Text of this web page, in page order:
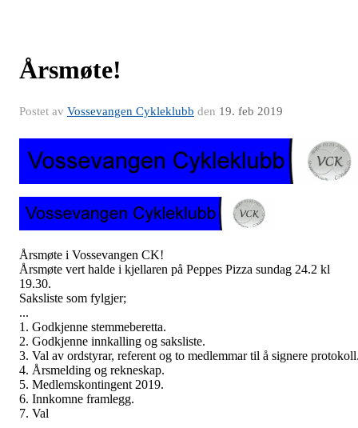
Årsmøte!
Postet av Vossevangen Cykleklubb den 19. feb 2019
Årsmøte i Vossevangen CK!
Årsmøte vert halde i kjellaren på Peppes Pizza sundag 24.2 kl
19.30.
Saksliste som fylgjer;
...
1. Godkjenne stemmeberetta.
2. Godkjenne innkalling og saksliste.
3. Val av ordstyrar, referent og to medlemmar til å signere
4. Årsmelding og rekneskap.
5. Medlemskontingent 2019.
6. Innkomne framlegg.
7. Val